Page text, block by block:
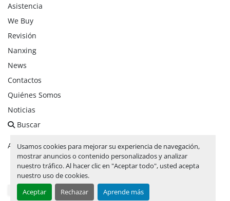
Usamos cookies para mejorar su experiencia de navegación,
mostrar anuncios o contenido personalizados y analizar
nuestro tráfico. Al hacer clic en "Aceptar todo", usted acepta
nuestro uso de cookies.
Aceptar
Rechazar Aprende más
Asistencia
We Buy
Revisión
Nanxing
News
Contactos
Quiénes Somos
Noticias
Buscar
Administrar cookies
facebook
linkedininstagram
whatsapp
youtube